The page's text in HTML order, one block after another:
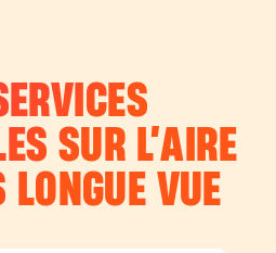
SUR L’AIRE
LONGUE VUE